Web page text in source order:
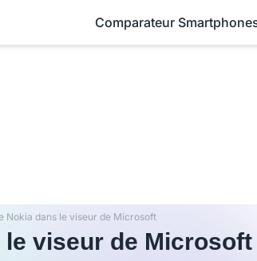
Comparateur
Nokia dans le viseur de Microsoft
le viseur de Microsoft